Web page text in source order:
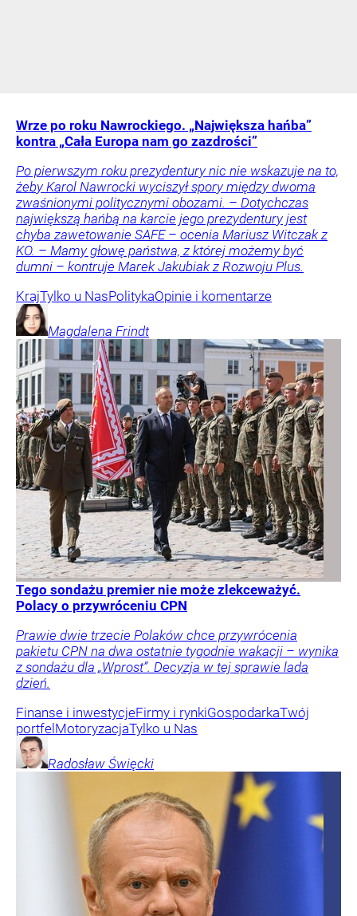
Wrze po roku Nawrockiego. „Największa hańba”
kontra „Cała Europa nam go zazdrości”
Po pierwszym roku prezydentury nic nie wskazuje na to,
żeby Karol Nawrocki wyciszył spory między dwoma
zwaśnionymi politycznymi obozami. – Dotychczas
największą hańbą na karcie jego prezydentury jest
chyba zawetowanie SAFE – ocenia Mariusz Witczak z
KO. – Mamy głowę państwa, z której możemy być
dumni – kontruje Marek Jakubiak z Rozwoju Plus.
KrajTylko u NasPolitykaOpinie i komentarze
Magdalena Frindt
Tego sondażu premier nie może zlekceważyć.
Polacy o przywróceniu CPN
Prawie dwie trzecie Polaków chce przywrócenia
pakietu CPN na dwa ostatnie tygodnie wakacji – wynika
z sondażu dla „Wprost”. Decyzja w tej sprawie lada
dzień.
Finanse i inwestycjeFirmy i rynkiGospodarkaTwój
portfel MotoryzacjaTylko u Nas
Radosław Święcki